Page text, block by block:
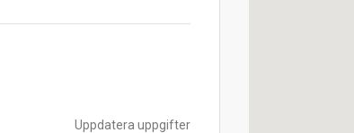
Uppdatera uppgifter